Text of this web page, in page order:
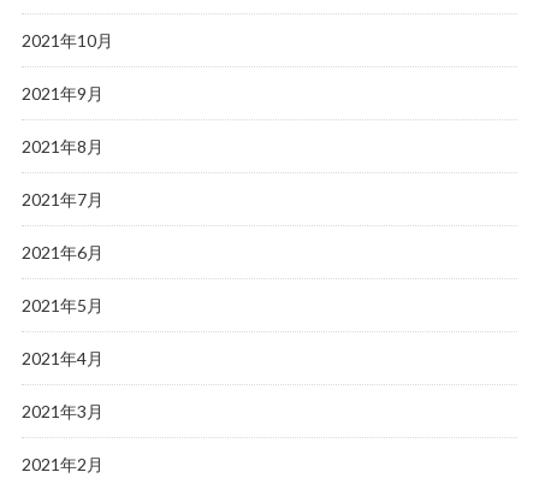
2021年10月
2021年9月
2021年8月
2021年7月
2021年6月
2021年5月
2021年4月
2021年3月
2021年2月